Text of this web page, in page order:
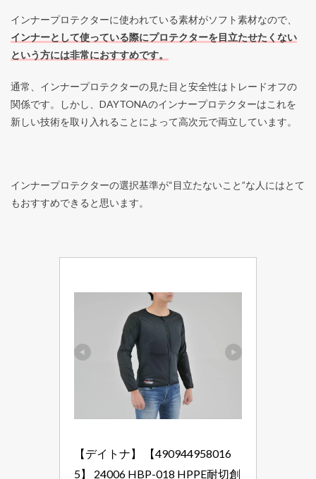
インナープロテクターに使われている素材がソフト素材なので、
インナーとして使っている際にプロテクターを目立たせたくない
という方には非常におすすめです。
通常、インナープロテクターの見た目と安全性はトレードオフの
関係です。しかし、DAYTONAのインナープロテクターはこれを
新しい技術を取り入れることによって高次元で両立しています。
インナープロテクターの選択基準が“目立たないこと”な人にはとて
もおすすめできると思います。
【デイトナ】 【490944958016
5】 24006 HBP-018 HPPE耐切創